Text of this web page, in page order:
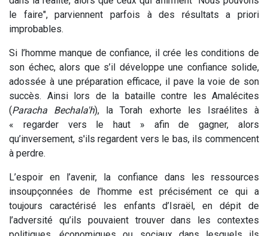
le faire", parviennent parfois à des résultats a priori
improbables.
Si l’homme manque de confiance, il crée les conditions de
son échec, alors que s’il développe une confiance solide,
adossée à une préparation efficace, il pave la voie de son
succès. Ainsi lors de la bataille contre les Amalécites
(Paracha Bechala'h), la Torah exhorte les Israélites à
« regarder vers le haut » afin de gagner, alors
qu’inversement, s'ils regardent vers le bas, ils commencent
à perdre.
L’espoir en l’avenir, la confiance dans les ressources
insoupçonnées de l’homme est précisément ce qui a
toujours caractérisé les enfants d’Israël, en dépit de
l’adversité qu’ils pouvaient trouver dans les contextes